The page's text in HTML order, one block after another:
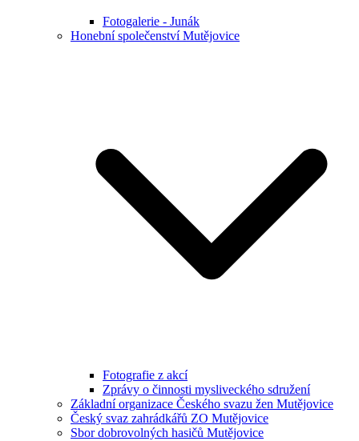
Fotogalerie - Junák
Honební společenství Mutějovice
Fotografie z akcí
Zprávy o činnosti mysliveckého sdružení
Základní organizace Českého svazu žen Mutějovice
Český svaz zahrádkářů ZO Mutějovice
Sbor dobrovolných hasičů Mutějovice